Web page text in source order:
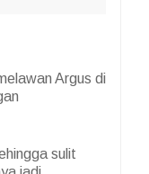
Argus di
sulit